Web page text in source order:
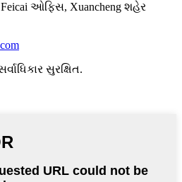
Feicai ઓફિસ, Xuancheng શહેર
સુરક્ષિત.